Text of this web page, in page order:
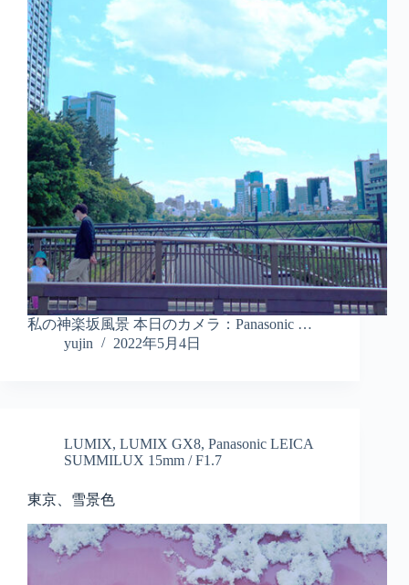
私の神楽坂風景 本日のカメラ：Panasonic …
yujin
2022年5月4日
LUMIX, LUMIX GX8, Panasonic LEICA
SUMMILUX 15mm / F1.7
東京、雪景色